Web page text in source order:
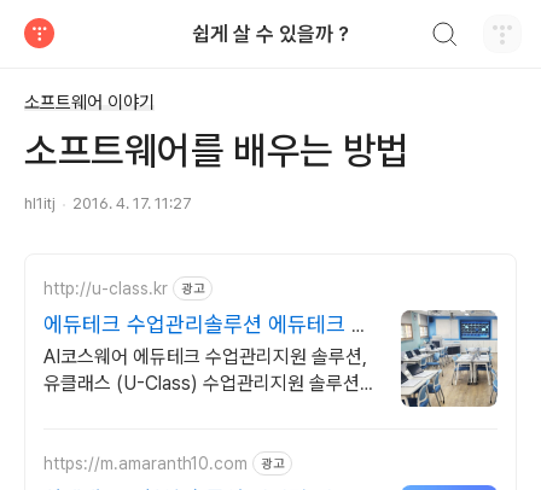
쉽게 살 수 있을까 ?
소프트웨어 이야기
소프트웨어를 배우는 방법
hl1itj 2016. 4. 17. 11:27
http://u-class.kr 광고
에듀테크 수업관리솔루션 에듀테크 수
업관리솔루션
AI코스웨어 에듀테크 수업관리지원 솔루션,
유클래스 (U-Class) 수업관리지원 솔루션
https://m.amaranth10.com 광고